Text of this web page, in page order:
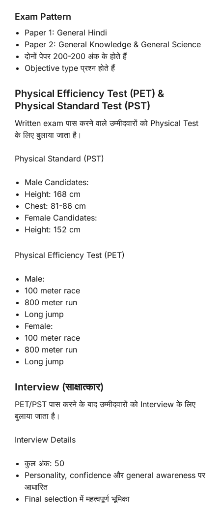
Exam Pattern
Paper 1: General Hindi
Paper 2: General Knowledge & General Science
दोनों पेपर 200-200 अंक के होते हैं
Objective type प्रश्न होते हैं
Physical Efficiency Test (PET) &
Physical Standard Test (PST)
Written exam पास करने वाले उम्मीदवारों को Physical Test
के लिए बुलाया जाता है।
Physical Standard (PST)
Male Candidates:
Height: 168 cm
Chest: 81-86 cm
Female Candidates:
Height: 152 cm
Physical Efficiency Test (PET)
Male:
100 meter race
800 meter run
Long jump
Female:
100 meter race
800 meter run
Long jump
Interview (साक्षात्कार)
PET/PST पास करने के बाद उम्मीदवारों को Interview के लिए
बुलाया जाता है।
Interview Details
कुल अंक: 50
Personality, confidence और general awareness पर
आधारित
Final selection में महत्वपूर्ण भूमिका